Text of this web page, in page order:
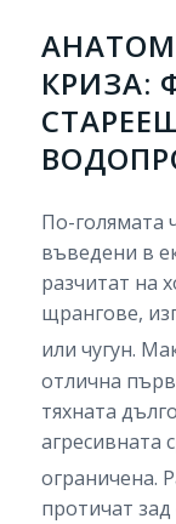
КРИЗА:
По-голямата
въведени в
разчитат на
щрангове,
или чугун.
отлична
тяхната
агресивната
ограничена.
протичат